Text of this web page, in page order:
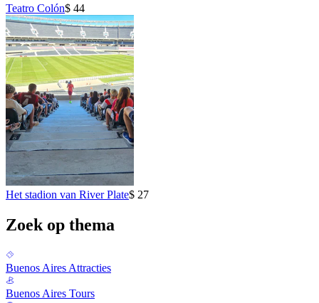
Teatro Colón$ 44
Het stadion van River Plate$ 27
Zoek op thema
Buenos Aires Attracties
Buenos Aires Tours